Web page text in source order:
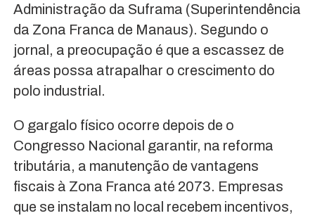
Administração da Suframa (Superintendência
da Zona Franca de Manaus). Segundo o
jornal, a preocupação é que a escassez de
áreas possa atrapalhar o crescimento do
polo industrial.
O gargalo físico ocorre depois de o
Congresso Nacional garantir, na reforma
tributária, a manutenção de vantagens
fiscais à Zona Franca até 2073. Empresas
que se instalam no local recebem incentivos,